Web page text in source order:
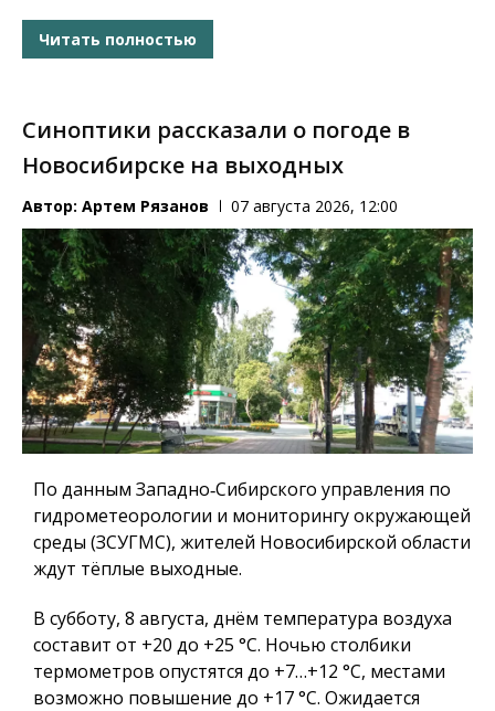
Читать полностью
Синоптики рассказали о погоде в
Новосибирске на выходных
Автор: Артем Рязанов 07 августа 2026, 12:00
По данным Западно‑Сибирского управления по
гидрометеорологии и мониторингу окружающей
среды (ЗСУГМС), жителей Новосибирской области
ждут тёплые выходные.
В субботу, 8 августа, днём температура воздуха
составит от +20 до +25 °C. Ночью столбики
термометров опустятся до +7…+12 °C, местами
возможно повышение до +17 °C. Ожидается